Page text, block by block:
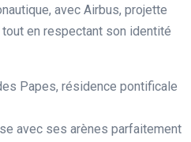
avec Airbus, projette
en respectant son identité
Papes, résidence pontificale
avec ses arènes parfaitement